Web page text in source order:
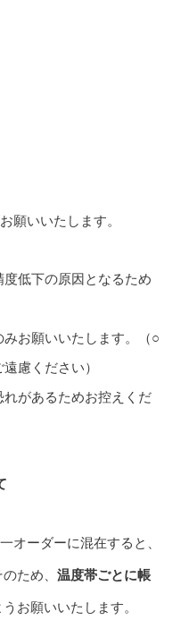
願いいたします。
低下の原因となるため
お願いいたします。（○
慮ください）
があるためお控えくだ
オーダーに混在すると、
ため、 温度帯ごとに帳
お願いいたします。